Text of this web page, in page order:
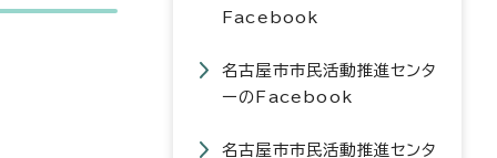
Facebook
名古屋市市民活動推進センタ
ーのFacebook
名古屋市市民活動推進センタ